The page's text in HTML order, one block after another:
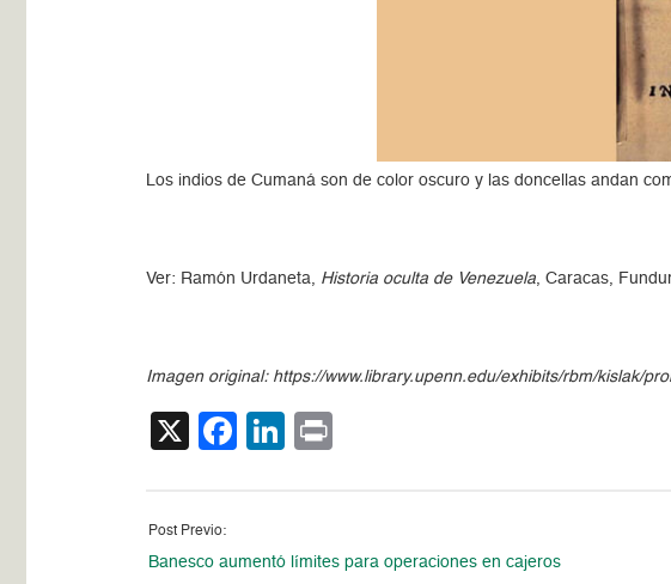
Los indios de Cumaná son de color oscuro y las doncellas andan
Ver: Ramón Urdaneta, Historia oculta de Venezuela , Caracas,
Imagen original: https://www.library.upenn.edu/exhibits/rbm/kislak/
X Facebook
LinkedIn
Post Previo:
Banesco aumentó límites para operaciones en cajeros